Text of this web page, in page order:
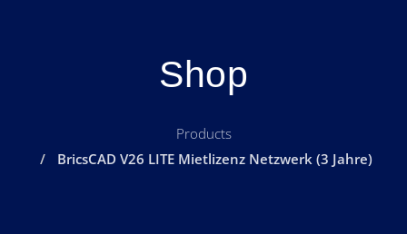
Shop
Products
BricsCAD V26 LITE Mietlizenz Netzwerk (3 Jahre)